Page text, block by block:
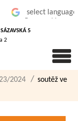
5
2
2024
soutěž ve